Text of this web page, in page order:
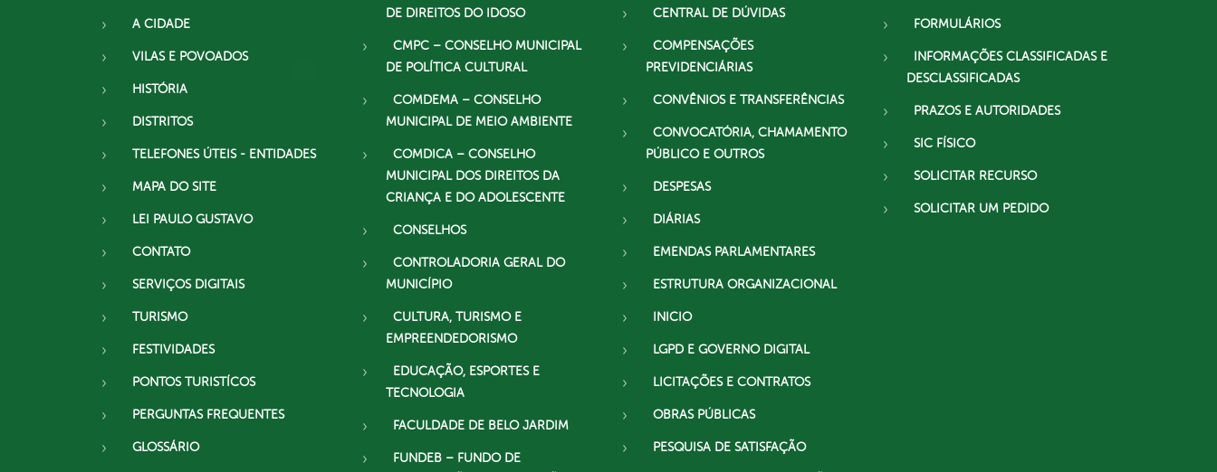
A CIDADE
VILAS E POVOADOS
HISTÓRIA
DISTRITOS
TELEFONES ÚTEIS - ENTIDADES
MAPA DO SITE
LEI PAULO GUSTAVO
CONTATO
SERVIÇOS DIGITAIS
TURISMO
FESTIVIDADES
PONTOS TURISTÍCOS
PERGUNTAS FREQUENTES
GLOSSÁRIO
DE DIREITOS DO IDOSO
CMPC – CONSELHO MUNICIPAL
DE POLÍTICA CULTURAL
COMDEMA – CONSELHO
MUNICIPAL DE MEIO AMBIENTE
COMDICA – CONSELHO
MUNICIPAL DOS DIREITOS DA
CRIANÇA E DO ADOLESCENTE
CONSELHOS
CONTROLADORIA GERAL DO
MUNICÍPIO
CULTURA, TURISMO E
EMPREENDEDORISMO
EDUCAÇÃO, ESPORTES E
TECNOLOGIA
FACULDADE DE BELO JARDIM
FUNDEB – FUNDO DE
CENTRAL DE DÚVIDAS
COMPENSAÇÕES
PREVIDENCIÁRIAS
CONVÊNIOS E TRANSFERÊNCIAS
CONVOCATÓRIA, CHAMAMENTO
PÚBLICO E OUTROS
DESPESAS
DIÁRIAS
EMENDAS PARLAMENTARES
ESTRUTURA ORGANIZACIONAL
INICIO
LGPD E GOVERNO DIGITAL
LICITAÇÕES E CONTRATOS
OBRAS PÚBLICAS
PESQUISA DE SATISFAÇÃO
FORMULÁRIOS
INFORMAÇÕES CLASSIFICADAS E
DESCLASSIFICADAS
PRAZOS E AUTORIDADES
SIC FÍSICO
SOLICITAR RECURSO
SOLICITAR UM PEDIDO